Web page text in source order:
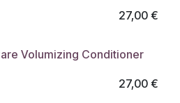
27,00€
Volumizing Conditioner
27,00€